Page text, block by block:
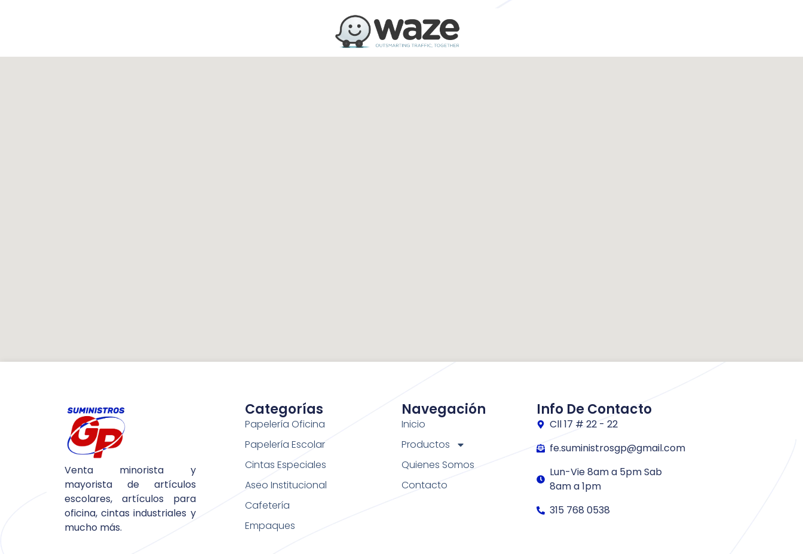
Venta minorista y
mayorista de artículos
escolares, artículos para
oficina, cintas industriales y
mucho más.
Categorías
Papelería Oficina
Papelería Escolar
Cintas Especiales
Aseo Institucional
Cafetería
Empaques
Navegación
Inicio
Productos
Quienes Somos
Contacto
Info De Contacto
Cll 17 # 22 - 22
fe.suministrosgp@gmail.com
Lun-Vie 8am a 5pm Sab
8am a 1pm
315 768 0538